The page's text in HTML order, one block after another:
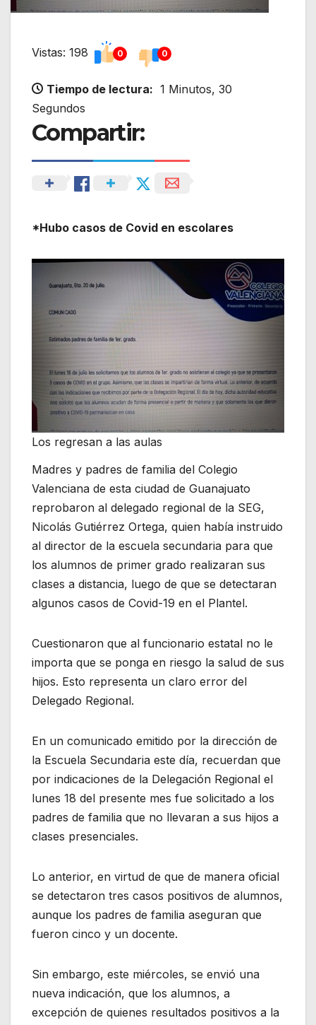
Vistas: 198 0 0
Tiempo de lectura: 1 Minutos, 30
Segundos
Compartir:
*Hubo casos de Covid en escolares
Los regresan a las aulas
Madres y padres de familia del Colegio
Valenciana de esta ciudad de Guanajuato
reprobaron al delegado regional de la SEG,
Nicolás Gutiérrez Ortega, quien había instruido
al director de la escuela secundaria para que
los alumnos de primer grado realizaran sus
clases a distancia, luego de que se detectaran
algunos casos de Covid-19 en el Plantel.
Cuestionaron que al funcionario estatal no le
importa que se ponga en riesgo la salud de sus
hijos. Esto representa un claro error del
Delegado Regional.
En un comunicado emitido por la dirección de
la Escuela Secundaria este día, recuerdan que
por indicaciones de la Delegación Regional el
lunes 18 del presente mes fue solicitado a los
padres de familia que no llevaran a sus hijos a
clases presenciales.
Lo anterior, en virtud de que de manera oficial
se detectaron tres casos positivos de alumnos,
aunque los padres de familia aseguran que
fueron cinco y un docente.
Sin embargo, este miércoles, se envió una
nueva indicación, que los alumnos, a
excepción de quienes resultados positivos a la